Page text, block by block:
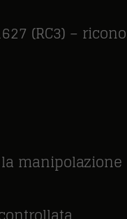
(RC3) –
manipolazione